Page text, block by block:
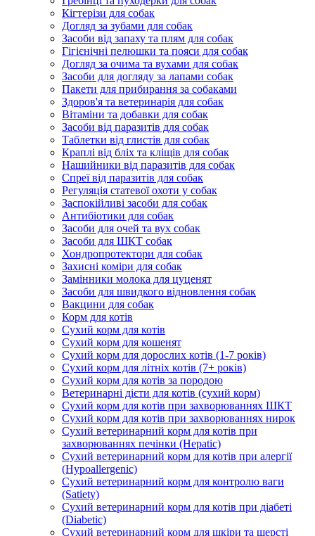
Кігтерізи для собак
Догляд за зубами для собак
Засоби від запаху та плям для собак
Гігієнічні пелюшки та пояси для собак
Догляд за очима та вухами для собак
Засоби для догляду за лапами собак
Пакети для прибирання за собаками
Здоров'я та ветеринарія для собак
Вітаміни та добавки для собак
Засоби від паразитів для собак
Таблетки від глистів для собак
Краплі від бліх та кліщів для собак
Нашийники від паразитів для собак
Спреї від паразитів для собак
Регуляція статевої охоти у собак
Заспокійливі засоби для собак
Антибіотики для собак
Засоби для очей та вух собак
Засоби для ШКТ собак
Хондропротектори для собак
Захисні коміри для собак
Замінники молока для цуценят
Засоби для швидкого відновлення собак
Вакцини для собак
Корм для котів
Сухий корм для котів
Сухий корм для кошенят
Сухий корм для дорослих котів (1-7 років)
Сухий корм для літніх котів (7+ років)
Сухий корм для котів за породою
Ветеринарні дієти для котів (сухий корм)
Сухий корм для котів при захворюваннях ШКТ
Сухий корм для котів при захворюваннях нирок
Сухий ветеринарний корм для котів при
захворюваннях печінки (Hepatic)
Сухий ветеринарний корм для котів при алергії
(Hypoallergenic)
Сухий ветеринарний корм для контролю ваги
(Satiety)
Сухий ветеринарний корм для котів при діабеті
(Diabetic)
Сухий ветеринарний корм для шкіри та шерсті